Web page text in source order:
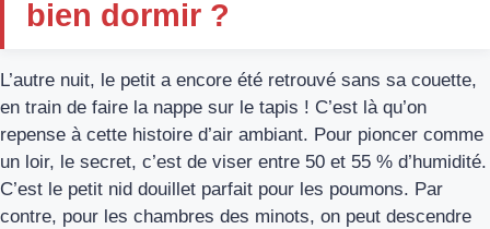
bien dormir ?
L’autre nuit, le petit a encore été retrouvé sans sa couette,
en train de faire la nappe sur le tapis ! C’est là qu’on
repense à cette histoire d’air ambiant. Pour pioncer comme
un loir, le secret, c’est de viser entre 50 et 55 % d’humidité.
C’est le petit nid douillet parfait pour les poumons. Par
contre, pour les chambres des minots, on peut descendre